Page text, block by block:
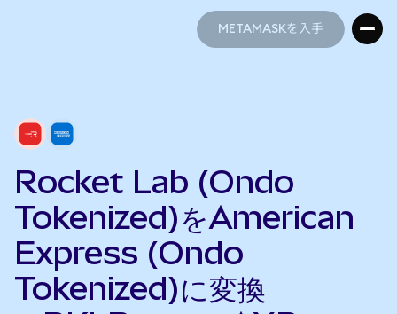
METAMASKを入手
Rocket Lab (Ondo
Tokenized)をAmerican
Express (Ondo
Tokenized)に変換